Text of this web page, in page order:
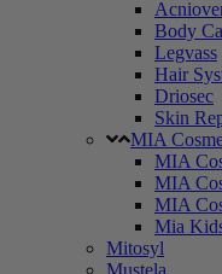
Body
Legvass
Hair
Driosec
Skin
MIA
MIA
MIA
MIA
Mia
Mitosyl